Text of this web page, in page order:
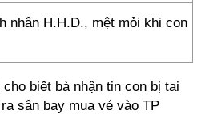
nhân H.H.D., mệt mỏi khi con
biết bà nhận tin con bị tai
sân bay mua vé vào TP